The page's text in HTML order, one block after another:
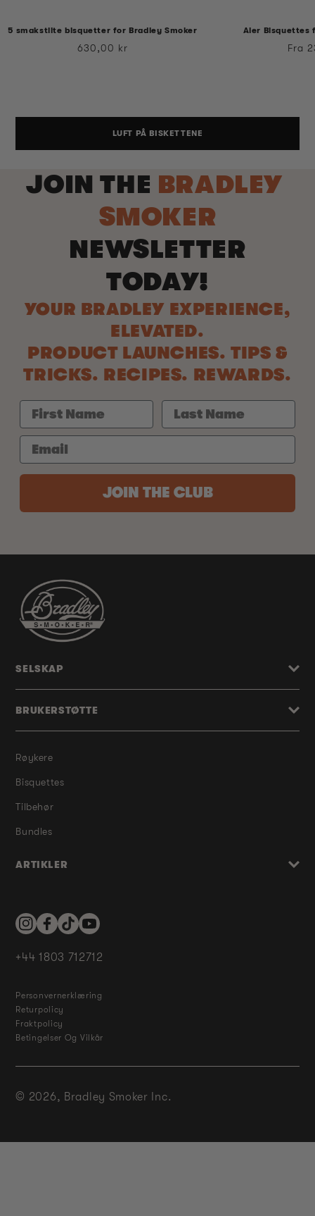
5 smakstilte bisquetter for Bradley Smoker
Vanlig
630,00 kr
Aler Bisquettes
Fra
LUFT PÅ BISKETTENE
JOIN THE BRADLEY
SMOKER
NEWSLETTER
TODAY!
YOUR BRADLEY EXPERIENCE,
ELEVATED.
PRODUCT LAUNCHES. TIPS &
TRICKS. RECIPES. REWARDS.
JOIN THE CLUB
Røykere
Bisquettes
Tilbehør
Bundles
ARTIKLER
SELSKAP
BRUKERSTØTTE
InstagramFacebookTikTokYouTube
+44 1803 712712
Personvernerklæring
Returpolicy
Fraktpolicy
Betingelser Og Vilkår
© 2026, Bradley Smoker Inc.